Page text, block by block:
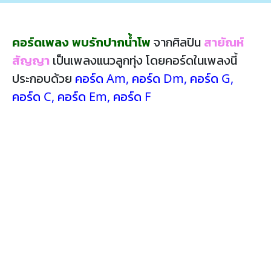
คอร์ดเพลง พบรักปากน้ำโพ จากศิลปิน สายัณห์
สัญญา เป็นเพลงแนวลูกทุ่ง โดยคอร์ดในเพลงนี้
ประกอบด้วย คอร์ด Am, คอร์ด Dm, คอร์ด G,
คอร์ด C, คอร์ด Em, คอร์ด F